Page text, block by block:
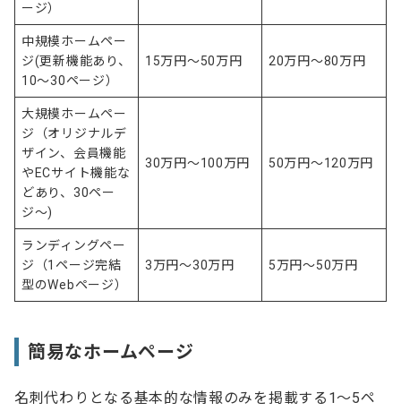
エージェントに依頼する
クラウドソーシングを利用する
SNSを活用する
社員の知り合いから紹介してもらう
フリーランスにサイト制作を依頼する際の3つの注意点
1.明確な見積もりを出してもらう
2.実績を確認する
3.契約内容を書面に残す
ホームページの作成方法を決める
ージ）
中規模ホームペー
ジ(更新機能あり、
10〜30ページ）
15万円～50万円 20万円〜80万円
大規模ホームペー
ジ（オリジナルデ
ザイン、会員機能
やECサイト機能な
どあり、30ペー
ジ〜)
30万円～100万円 50万円〜120万円
ランディングペー
ジ（1ページ完結
型のWebページ）
3万円～30万円 5万円～50万円
簡易なホームページ
名刺代わりとなる基本的な情報のみを掲載する1～5ペ